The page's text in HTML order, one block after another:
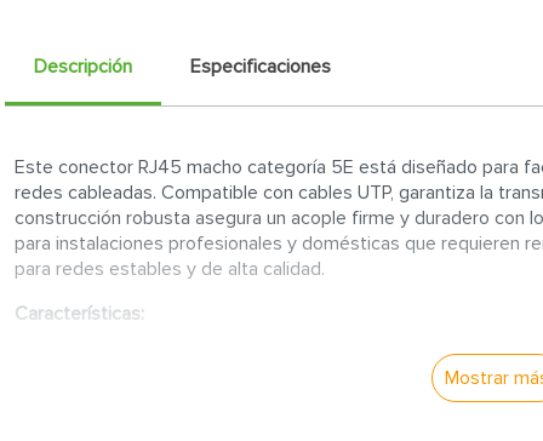
Descripción Especificaciones
Este conector RJ45 macho categoría 5E está diseñado para
redes cableadas. Compatible con cables UTP, garantiza la
construcción robusta asegura un acople firme y duradero con
para instalaciones profesionales y domésticas que requieren
para redes estables y de alta calidad.
Características:
Diseñado para
transferencia. Permite conexiones rápidas y estables
los estándares más comunes en infraestructura de redes
Mostrar